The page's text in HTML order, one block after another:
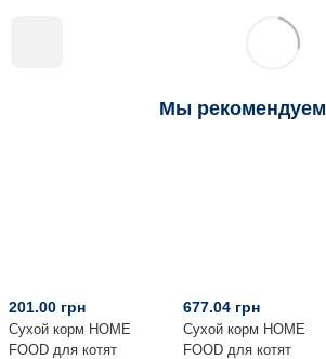
Мы рекомендуем
Сухой корм HOME
FOOD для котят
201.00 грн
Сухой корм HOME
FOOD для котят
677.04 грн